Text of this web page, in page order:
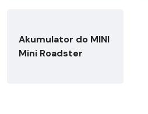
Akumulator do MINI
Mini Roadster